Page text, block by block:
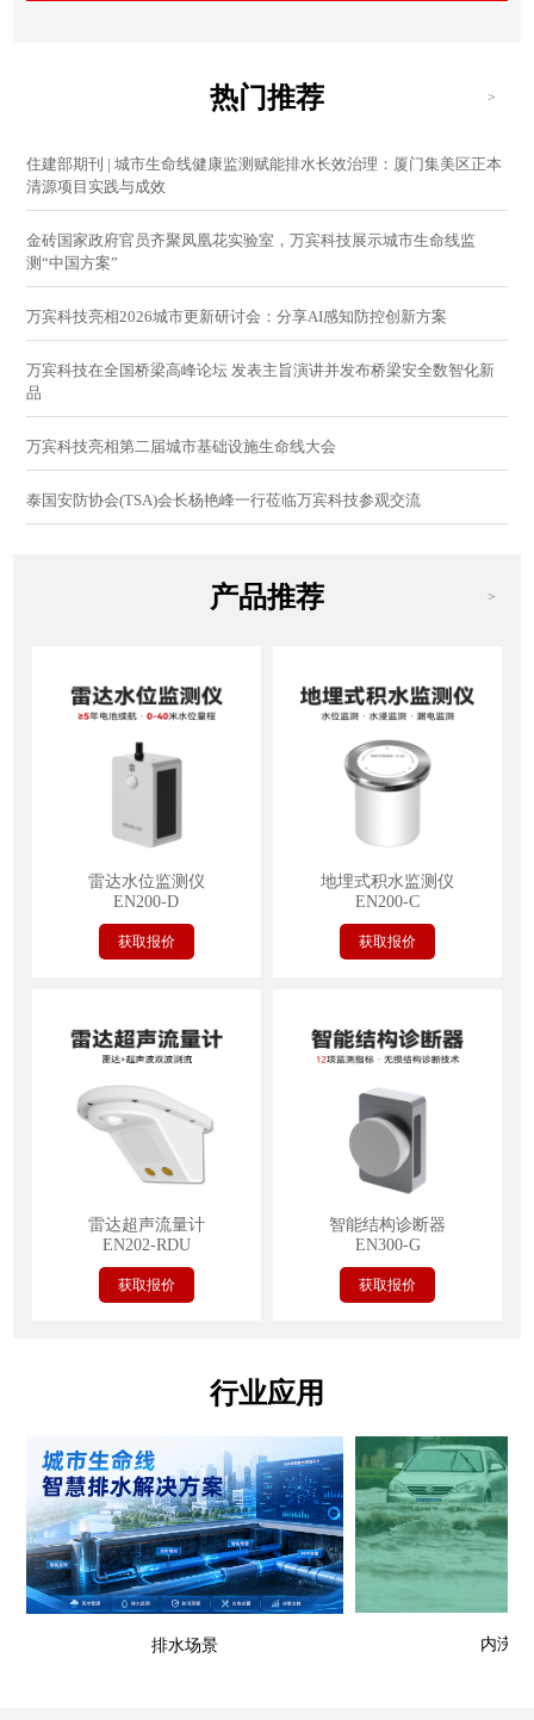
热门推荐 >
住建部期刊 | 城市生命线健康监测赋能排水长效治理：厦门集美区正本
清源项目实践与成效
金砖国家政府官员齐聚凤凰花实验室，万宾科技展示城市生命线监
测“中国方案”
万宾科技亮相2026城市更新研讨会：分享AI感知防控创新方案
万宾科技在全国桥梁高峰论坛 发表主旨演讲并发布桥梁安全数智化新
品
万宾科技亮相第二届城市基础设施生命线大会
泰国安防协会(TSA)会长杨艳峰一行莅临万宾科技参观交流
产品推荐 >
雷达水位监测仪
EN200-D
获取报价
地埋式积水监测仪
EN200-C
获取报价
雷达超声流量计
EN202-RDU
获取报价
智能结构诊断器
EN300-G
获取报价
行业应用
排水场景 内涝场